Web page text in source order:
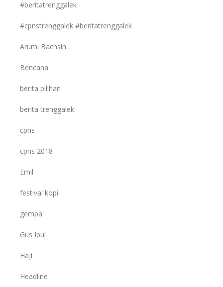
#beritatrenggalek
#cpnstrenggalek #beritatrenggalek
Arumi Bachsin
Bencana
berita pilihan
berita trenggalek
cpns
cpns 2018
Emil
festival kopi
gempa
Gus Ipul
Haji
Headline